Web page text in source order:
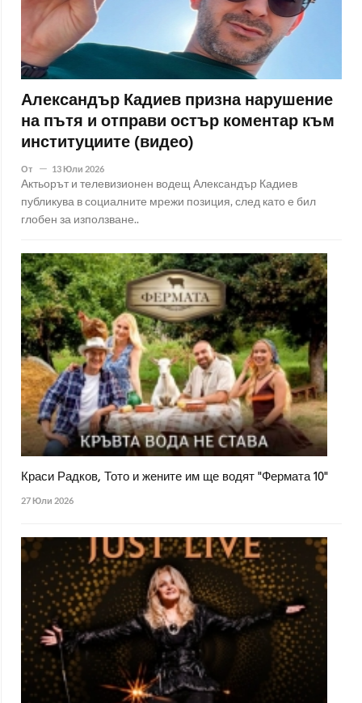
Александър Кадиев призна нарушение
на пътя и отправи остър коментар към
институциите (видео)
От 13 Юли 2026
Актьорът и телевизионен водещ Александър Кадиев
публикува в социалните мрежи позиция, след като е бил
глобен за използване..
Краси Радков, Тото и жените им ще водят "Фермата 10"
27 Юли 2026